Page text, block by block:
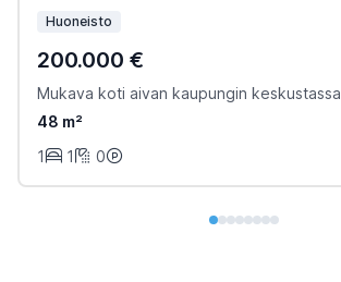
Huoneisto
200.000 €
Mukava koti aivan kaupungin keskustassa
48 m²
1
1 0